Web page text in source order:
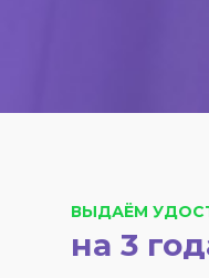
ВЫДАЁМ
на 3